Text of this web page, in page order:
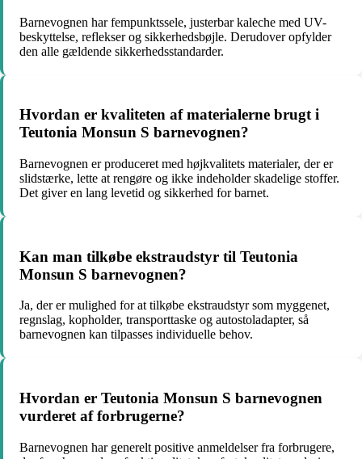
Barnevognen har fempunktssele, justerbar kaleche med UV-
beskyttelse, reflekser og sikkerhedsbøjle. Derudover opfylder
den alle gældende sikkerhedsstandarder.
Hvordan er kvaliteten af materialerne brugt i
Teutonia Monsun S barnevognen?
Barnevognen er produceret med højkvalitets materialer, der er
slidstærke, lette at rengøre og ikke indeholder skadelige stoffer.
Det giver en lang levetid og sikkerhed for barnet.
Kan man tilkøbe ekstraudstyr til Teutonia
Monsun S barnevognen?
Ja, der er mulighed for at tilkøbe ekstraudstyr som myggenet,
regnslag, kopholder, transporttaske og autostoladapter, så
barnevognen kan tilpasses individuelle behov.
Hvordan er Teutonia Monsun S barnevognen
vurderet af forbrugerne?
Barnevognen har generelt positive anmeldelser fra forbrugere,